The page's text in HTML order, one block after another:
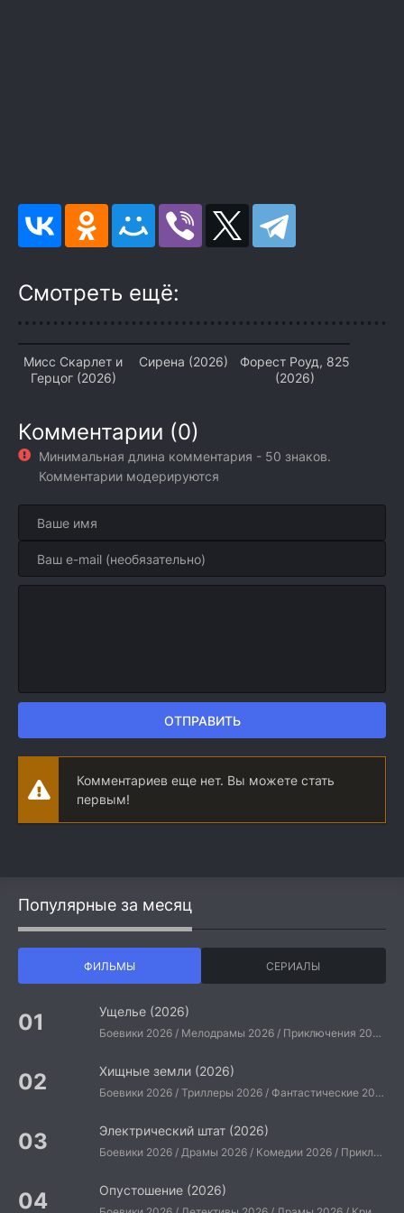
Смотреть ещё:
Мисс Скарлет и
Герцог (2026)
Сирена (2026)
Форест Роуд, 825
(2026)
Комментарии (0)
Минимальная длина комментария - 50 знаков.
Комментарии модерируются
ОТПРАВИТЬ
Комментариев еще нет. Вы можете стать
первым!
Популярные за месяц
ФИЛЬМЫ СЕРИАЛЫ
Ущелье (2026)
Боевики 2026 / Мелодрамы 2026 / Приключения 2026 / Ужасы 2026 / Фантастические 2026 / Зарубежные фильмы 2026 / Американские фильмы / Фильмы 2026
Хищные земли (2026)
Боевики 2026 / Триллеры 2026 / Фантастические 2026 / Зарубежные фильмы 2026 / Американские фильмы / Фильмы 2026
Электрический штат (2026)
Боевики 2026 / Драмы 2026 / Комедии 2026 / Приключения 2026 / Фантастические 2026 / Зарубежные фильмы 2026 / Американские фильмы / Фильмы 2026
Опустошение (2026)